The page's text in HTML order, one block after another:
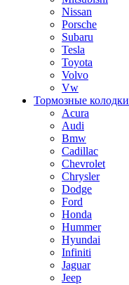
Nissan
Porsche
Subaru
Tesla
Toyota
Volvo
Vw
Тормозные колодки
Acura
Audi
Bmw
Cadillac
Chevrolet
Chrysler
Dodge
Ford
Honda
Hummer
Hyundai
Infiniti
Jaguar
Jeep